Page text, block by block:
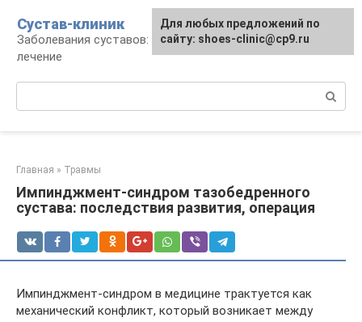
контенту
Сустав-клиник
Заболевания суставов: профилактика и
лечение
Главная » Травмы
Импинджмент-синдром тазобедренного
сустава: последствия развития, операция
Импинджмент-синдром в медицине трактуется как
механический конфликт, который возникает между
Для любых предложений по
сайту: shoes-clinic@cp9.ru